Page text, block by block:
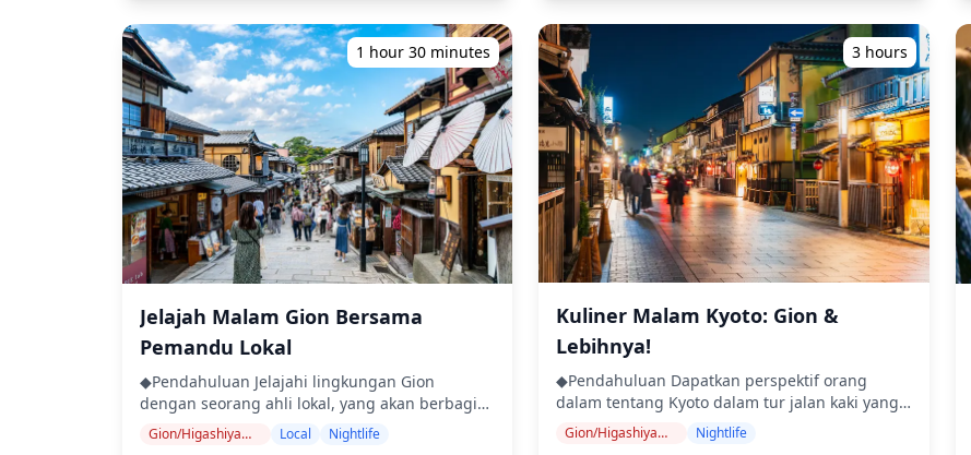
diundang ke grup chat LINE dengan fotografer
yang ditugaskan untuk memastikan komunikasi
yang lancar selama sesi. Pastikan Anda sudah
menginstal aplikasi LINE sebelumnya. (Mohon
beri tahu kami jika Anda mengalami masalah
dalam menggunakan LINE.) ・Jika Anda ingin
berfoto di resort, restoran, hotel, atau fasilitas
lain yang memerlukan izin sebelumnya,
pastikan untuk mendapatkan izin pemotretan
yang diperlukan terlebih dahulu secara
mandiri.
![]
(https://assets.hldycdn.com/experiences/2e8e17_78d69b6c80e743b7a2dd7073d3d8db35~mv2.png)
![]
(https://assets.hldycdn.com/experiences/2e8e17_c0d69484c40945bca93c66dde094021d~mv2.png)
![]
(https://assets.hldycdn.com/experiences/2e8e17_9157c42b0a1745258fba83fac79ca2ac~mv2.png)
![]
(https://assets.hldycdn.com/experiences/2e8e17_8e95ca5662044f36b6a999444c8bea8e~mv2.png)
![]
(https://assets.hldycdn.com/experiences/2e8e17_29305fa298e34d0fa2ffc56ca62303ba~mv2.png)
![]
(https://assets.hldycdn.com/experiences/2e8e17_3131425be0084225b17d187a18eace36~mv2.jpg)
(https://assets.hldycdn.com/experiences/2e8e17_bf351c8a0c8943f881927e686660f4b3~mv2.png)
![]
![]
(https://assets.hldycdn.com/experiences/2e8e17_eb10857709774be99e66a64310a6c8b7~mv2.png)
untuk pasangan, keluarga, atau pelancong solo
yang mencari momen unik di Kyoto! ◆Termasuk
・Sewa kimono (termasuk aksesoris dasar dan
layanan rambut sederhana) 1 jam ・Layanan
fotografi profesional 1 jam ・100+ foto belum
diedit dikirim secara digital ・10 foto yang
diedit (opsional, termasuk dalam harga) ◆Tidak
Termasuk ・Layanan tata rias ・Transportasi ke
dan dari titik pertemuan ・Makanan dan
minuman ◆Jadwal Perjalanan 1. Tiba di Toko
Sewa Kimono *Setelah pemesanan, kami akan
mengirimkan detail toko sewa kimono melalui
WhatsApp. 2. Pilih kimono favorit Anda dan
kenakan oleh staf (45-70 menit) 3. Bertemu
dengan fotografer. (5 menit) 4. Sesi Fotografi (60
menit) 5. Nikmati tur foto tempat-tempat ikonis
di Kyoto. 6. Ucapkan selamat tinggal kepada
fotografer dan terus nikmati waktu Anda
dengan kimono. 7. Kembalikan kimono Anda ke
toko pada saat tutup. (Staf akan memberi tahu
retro era Showa. Terakhir, kunjungi bar berdiri
untuk mencicipi sake lokal (tersedia juga pilihan
non-alkohol). Baik bepergian dengan keluarga
dan teman atau sendirian, wisata kuliner ini
direkomendasikan untuk semua jenis
wisatawan. ・Nikmati pengalaman budaya
makanan Kyoto yang lebih kaya daripada
menjelajah sendirian. ・Termasuk mencicipi 4-5
hidangan dan 3 minuman. ・Pelajari tentang
budaya dan sejarah lokal dari pemandu Anda.
◆Termasuk ・Makan malam lengkap dengan
hidangan penutup ・Tiga minuman (tersedia
・Tiga jam bersama pemandu lokal ・Menu
vegetarian tersedia hanya berdasarkan
tidak tersedia) ◆Tidak Termasuk ・Barang-
barang yang tidak termasuk di atas ◆Jadwal
Perjalanan ・Gion Shirakawa (Lewat): Jelajahi
1 hour 30 minutes
Jelajah Malam Gion Bersama
Pemandu Lokal
◆Pendahuluan Jelajahi lingkungan Gion
dengan seorang ahli lokal, yang akan berbagi
wawasan dan pengetahuan menarik tentang
Kyoto. Pemandu Anda akan memastikan
Gion/Higashiyama (Kiyomizu-dera, Yasaka, Heian) Local Nightlife
3 hours
Kuliner Malam Kyoto: Gion &
Lebihnya!
◆Pendahuluan Dapatkan perspektif orang
dalam tentang Kyoto dalam tur jalan kaki yang
menggabungkan tur makanan dengan
wawasan antropologis. Jelajahi jalan-jalan kota
Gion/Higashiyama (Kiyomizu-dera, Yasaka, Heian) Nightlife